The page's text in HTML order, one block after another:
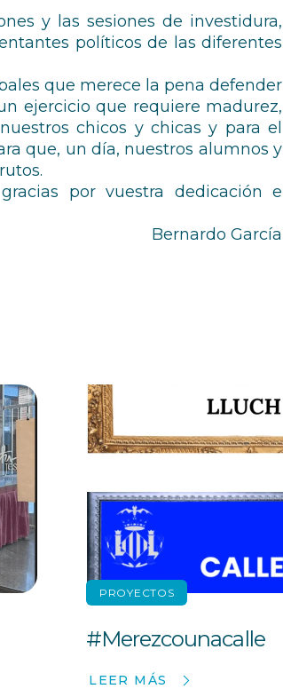
y las sesiones de investidura,
políticos de las diferentes
que merece la pena defender
ejercicio que requiere madurez,
chicos y chicas y para el
que, un día, nuestros alumnos y
por vuestra dedicación e
Bernardo García
PROYECTOS
#Merezcounacalle
LEER MÁS